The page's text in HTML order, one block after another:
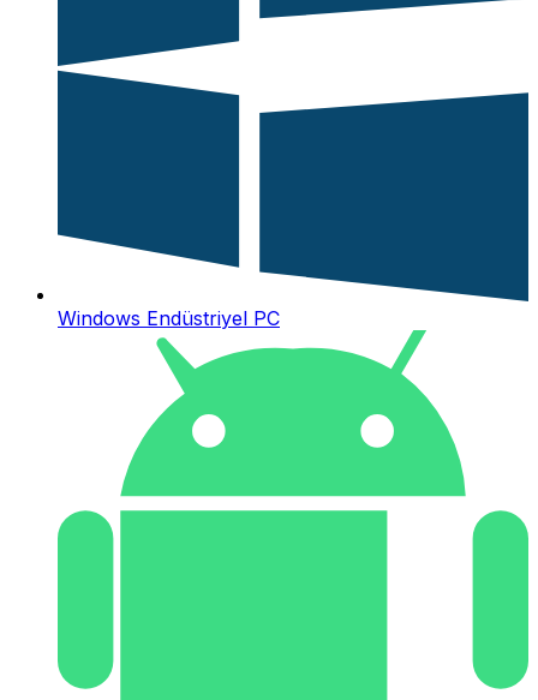
Windows Endüstriyel PC